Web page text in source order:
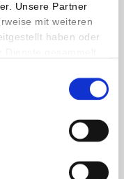
Unsere Partner
mit weiteren
haben oder